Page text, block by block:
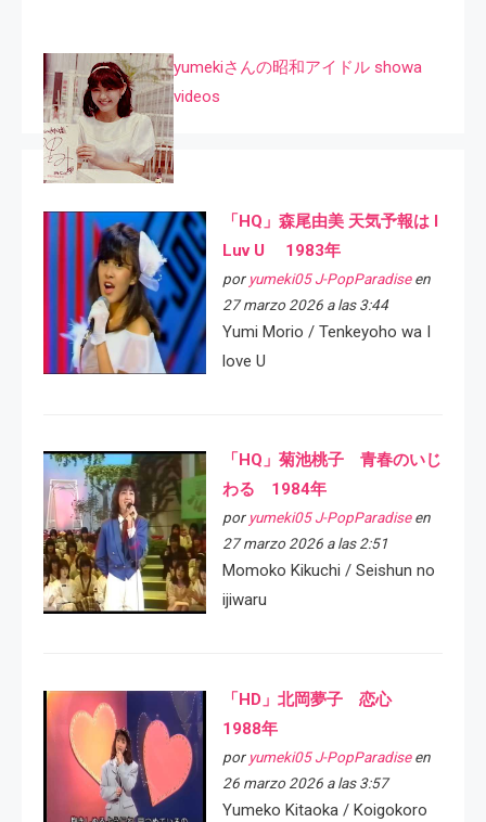
yumekiさんの昭和アイドル showa
videos
「HQ」森尾由美 天気予報は I
Luv U 1983年
por yumeki05 J-PopParadiseen
27 marzo 2026 a las 3:44
Yumi Morio / Tenkeyoho wa I
love U
「HQ」菊池桃子 青春のいじ
わる 1984年
por yumeki05 J-PopParadiseen
27 marzo 2026 a las 2:51
Momoko Kikuchi / Seishun no
ijiwaru
「HD」北岡夢子 恋心
1988年
por yumeki05 J-PopParadiseen
26 marzo 2026 a las 3:57
Yumeko Kitaoka / Koigokoro